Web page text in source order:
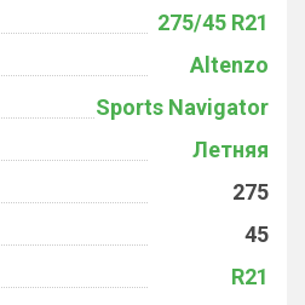
275/45 R21
Altenzo
Sports Navigator
Летняя
275
45
R21